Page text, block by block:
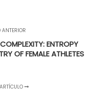
ANTERIOR
ENTROPY
OF FEMALE ATHLETES